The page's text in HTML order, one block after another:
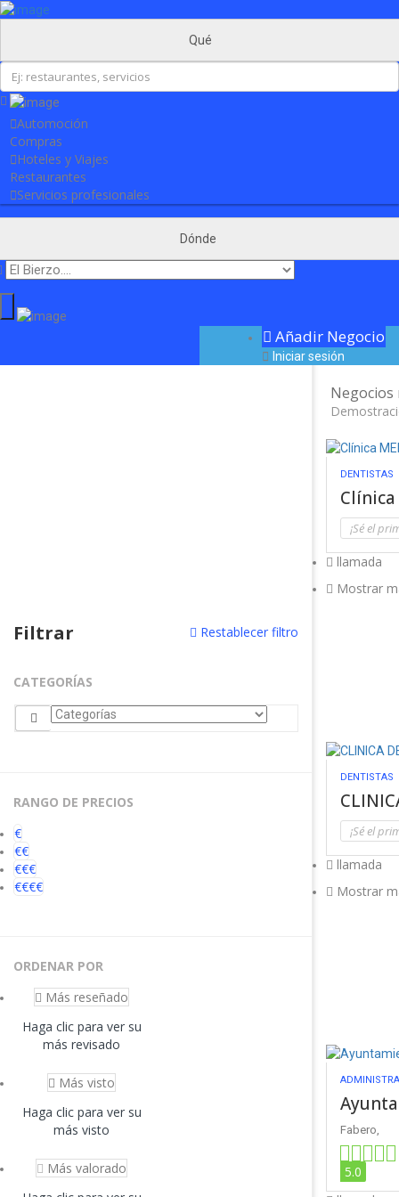
Añadir Negocio
Qué
Automoción
Compras
Hoteles y Viajes
Restaurantes
Servicios profesionales
Dónde
Añadir Negocio
Iniciar sesión
Filtrar Restablecer filtro
CATEGORÍAS
RANGO DE PRECIOS
€
€€
€€€
€€€€
ORDENAR POR
Más reseñado
Haga clic para ver su
más revisado
Más visto
Haga clic para ver su
más visto
Más valorado
Negocios
DENTISTAS
Clínica
¡Sé el
llamada
Mostrar
DENTISTAS
¡Sé el
llamada
Mostrar
Fabero,
5.0